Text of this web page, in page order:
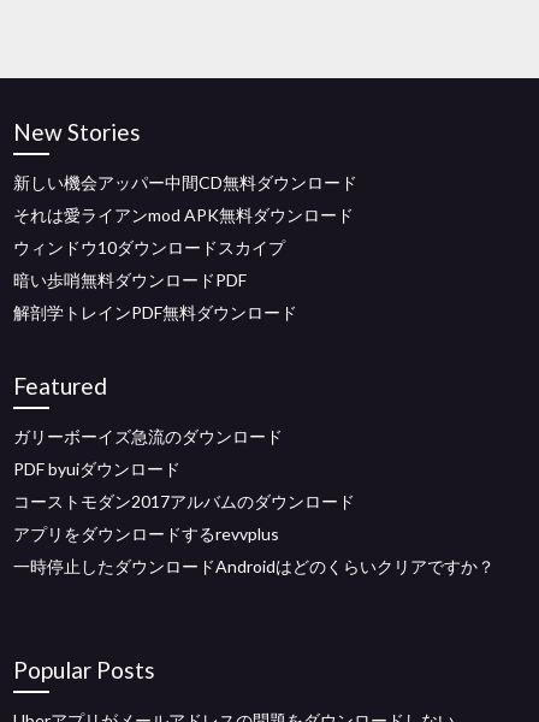
New Stories
新しい機会アッパー中間CD無料ダウンロード
それは愛ライアンmod APK無料ダウンロード
ウィンドウ10ダウンロードスカイプ
暗い歩哨無料ダウンロードPDF
解剖学トレインPDF無料ダウンロード
Featured
ガリーボーイズ急流のダウンロード
PDF byuiダウンロード
コーストモダン2017アルバムのダウンロード
アプリをダウンロードするrevvplus
一時停止したダウンロードAndroidはどのくらいクリアですか？
Popular Posts